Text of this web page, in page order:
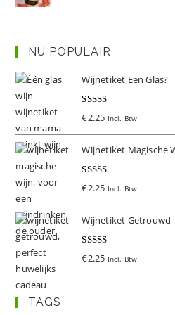
NU POPULAIR
Wijnetiket Een Glas?
Gewaardeer
€2.25 Incl. Btw
Wijnetiket Magische
Gewaardeer
€2.25 Incl. Btw
Wijnetiket Getrouwd
Gewaardeer
€2.25 Incl. Btw
TAGS